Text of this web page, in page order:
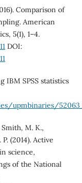
Comparison of
American
5(1), 1–4.
DOI:
IBM SPSS statistics
upmbinaries/
M. K.,
(2014). Active
science,
of the National